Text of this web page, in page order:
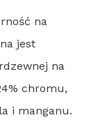
na
jest
na
chromu,
i manganu.